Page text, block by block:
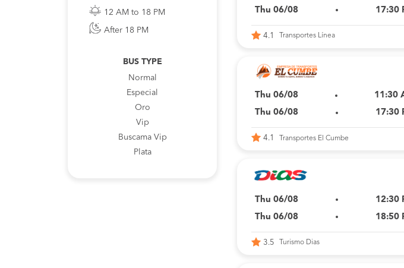
12 AM to 18 PM
After 18 PM
BUS TYPE
Normal
Especial
Oro
Vip
Buscama Vip
Plata
Thu 06/08
17:30
4.1 Transportes Línea
Thu 06/08
11:30
Thu 06/08
17:30
4.1 Transportes El Cumbe
Thu 06/08
12:30
Thu 06/08
18:50
3.5 Turismo Dias